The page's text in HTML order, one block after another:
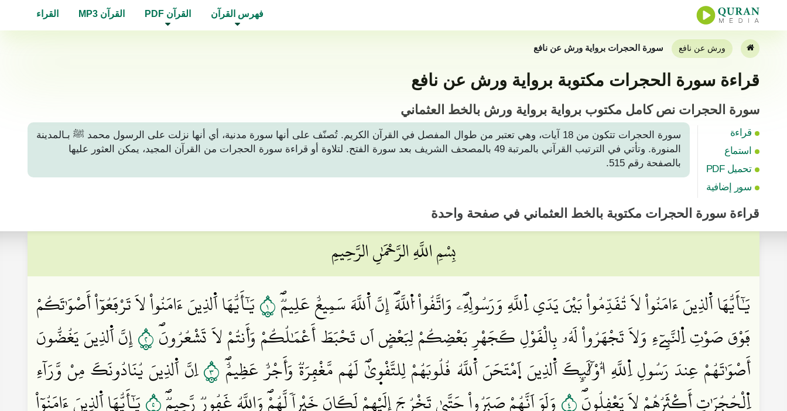
فهرس القرآن القرآن PDF القرآن MP3 القراء
ورش عن نافع سورة الحجرات برواية ورش عن نافع
قراءة سورة الحجرات مكتوبة برواية ورش عن نافع
سورة الحجرات نص كامل مكتوب برواية برواية ورش بالخط العثماني
قراءة
استماع
تحميل PDF
سور إضافية
سورة الحجرات تتكون من 18 آيات، وهي تعتبر من طوال المفصل في القرآن الكريم. تُصنّف على أنها سورة مدنية، أي أنها نزلت على الرسول محمد ﷺ بـالمدينة
المنورة. وتأتي في الترتيب القرآني بالمرتبة 49 بالمصحف الشريف بعد سورة الفتح. لتلاوة أو قراءة سورة الحجرات من القرآن المجيد، يمكن العثور عليها
بالصفحة رقم 515.
قراءة سورة الحجرات مكتوبة بالخط العثماني في صفحة واحدة
بِسْمِ اللَّهِ الرَّحْمَٰنِ الرَّحِيمِ
يَٰٓأَيُّهَا اَ۬لذِينَ ءَامَنُواْ لَا تُقَدِّمُواْ بَيْنَ يَدَيِ اِ۬للَّهِ وَرَسُولِهِۦۖ وَاتَّقُواْ اُ۬للَّهَۖ إِنَّ اَ۬للَّهَ سَمِيعٌ عَلِيمٞۖ١يَٰٓأَيُّهَا اَ۬لذِينَ ءَامَنُواْ لَا تَرْفَعُوٓاْ أَصْوَٰتَكُمْ
فَوْقَ صَوْتِ اِ۬لنَّبِےٓءِ وَلَا تَجْهَرُواْ لَهُۥ بِالْقَوْلِ كَجَهْرِ بَعْضِكُمْ لِبَعْضٍ اَن تَحْبَطَ أَعْمَٰلُكُمْ وَأَنتُمْ لَا تَشْعُرُونَۖ٢إِنَّ اَ۬لذِينَ يَغُضُّونَ
أَصْوَٰتَهُمْ عِندَ رَسُولِ اِ۬للَّهِ أُوْلَٰٓئِكَ اَ۬لذِينَ اَ۪مْتَحَنَ اَ۬للَّهُ قُلُوبَهُمْ لِلتَّقْو۪يٰۖ لَهُم مَّغْفِرَةٞ وَأَجْرٌ عَظِيمٌۖ٣اِنَّ اَ۬لذِينَ يُنَادُونَكَ مِنْ وَّرَآءِ
اِ۬لْحُجُرَٰتِ أَكْثَرُهُمْ لَا يَعْقِلُونَۖ
وَلَوَ اَنَّهُمْ صَبَرُواْ حَتَّيٰ تَخْرُجَ إِلَيْهِمْ لَكَانَ خَيْراٗ لَّهُمْۖ وَاللَّهُ غَفُورٞ رَّحِيمٞۖ
يَٰٓأَيُّهَا اَ۬لذِينَ ءَامَنُوٓاْ